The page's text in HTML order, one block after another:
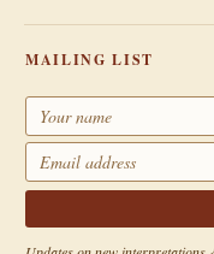
MAILING LIST